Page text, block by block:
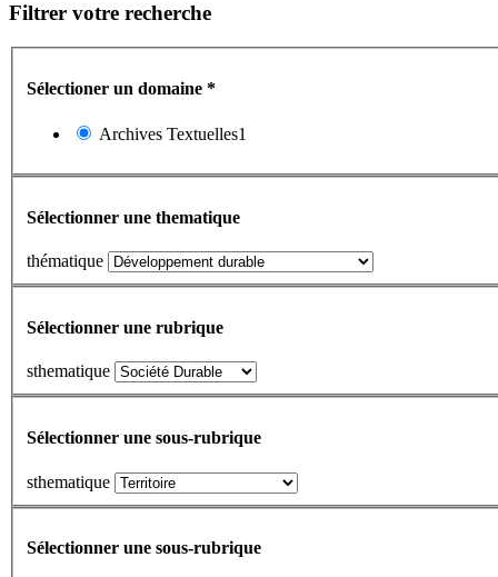
Filtrer votre recherche
Sélectioner un domaine *
Archives Textuelles1
Sélectionner une thematique
thématique
Sélectionner une rubrique
sthematique
Sélectionner une sous-rubrique
sthematique
Sélectionner une sous-rubrique